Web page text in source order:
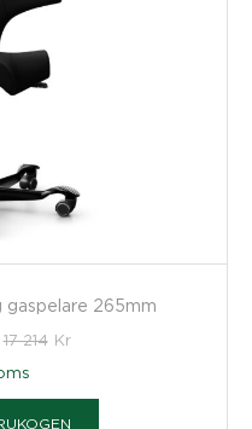
gaspelare 265mm
17 214 Kr